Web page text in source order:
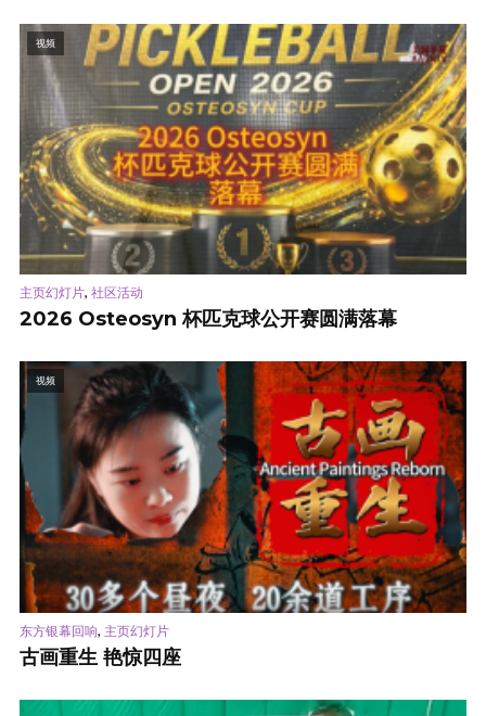
视频
主页幻灯片, 社区活动
2026 Osteosyn 杯匹克球公开赛圆满落幕
视频
东方银幕回响, 主页幻灯片
古画重生 艳惊四座